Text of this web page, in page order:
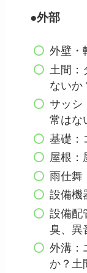
●外部
外壁・
土間：
ないか
サッシ
常はな
基礎：
屋根：
雨仕舞
設備機
設備配
臭、異
外溝：
か？土